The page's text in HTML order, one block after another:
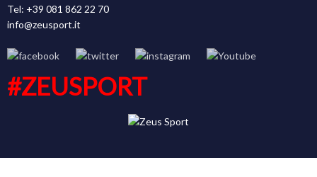
Tel: +39 081 862 22 70
info@zeusport.it
#ZEUSPORT